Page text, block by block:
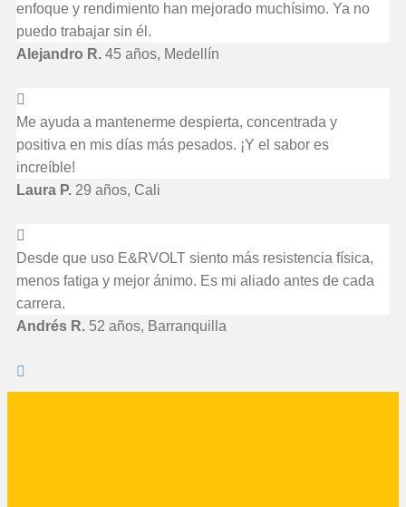
enfoque y rendimiento han mejorado muchísimo. Ya no
puedo trabajar sin él.
Alejandro R. 45 años, Medellín
Me ayuda a mantenerme despierta, concentrada y
positiva en mis días más pesados. ¡Y el sabor es
increíble!
Laura P. 29 años, Cali
Desde que uso E&RVOLT siento más resistencia física,
menos fatiga y mejor ánimo. Es mi aliado antes de cada
carrera.
Andrés R. 52 años, Barranquilla